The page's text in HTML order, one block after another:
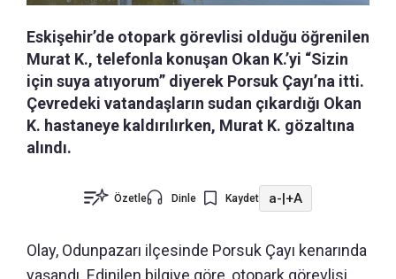
Eskişehir’de otopark görevlisi olduğu öğrenilen
Murat K., telefonla konuşan Okan K.’yi “Sizin
için suya atıyorum” diyerek Porsuk Çayı’na itti.
Çevredeki vatandaşların sudan çıkardığı Okan
K. hastaneye kaldırılırken, Murat K. gözaltına
alındı.
Özetle Dinle Kaydet a-|+A
Olay, Odunpazarı ilçesinde Porsuk Çayı kenarında
yaşandı. Edinilen bilgiye göre, otopark görevlisi